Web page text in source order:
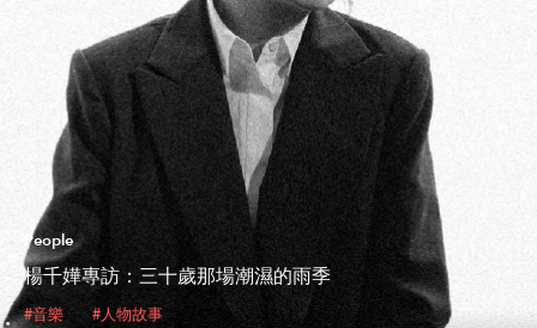
People
楊千嬅專訪：三十歲那場潮濕的雨季
#音樂 #人物故事